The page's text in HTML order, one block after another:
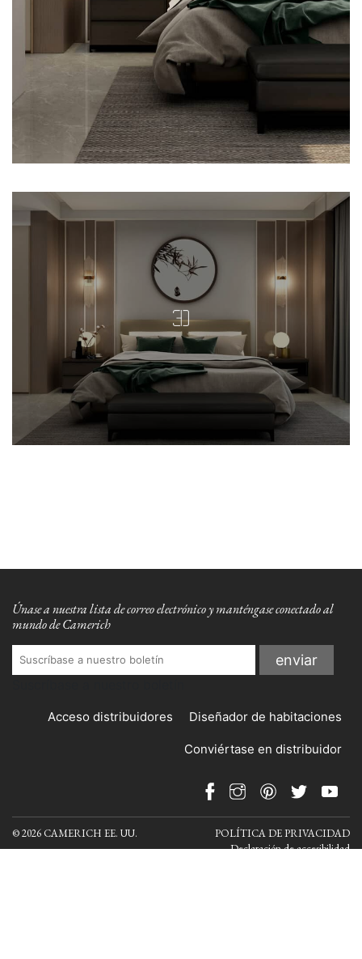
Únase a nuestra lista de correo electrónico y manténgase conectado al
mundo de Camerich
Acceso distribuidores Diseñador de habitaciones
Conviértase en distribuidor
© 2026 CAMERICH EE. UU.
POLÍTICA DE PRIVACIDAD
Declaración de accesibilidad